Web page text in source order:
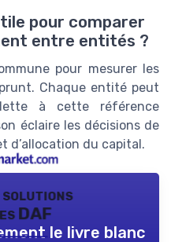
pour comparer
entre entités ?
pour mesurer les
Chaque entité peut
à cette référence
éclaire les décisions de
d’allocation du capital.
solutions
DAF
le livre blanc